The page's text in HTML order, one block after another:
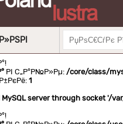
РІ С„Р°Р№Р»Рµ:/core/class/
1
MySQL server through socket '/